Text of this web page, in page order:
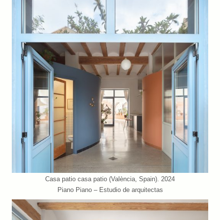
Casa patio casa patio (València, Spain). 2024
Piano Piano – Estudio de arquitectas